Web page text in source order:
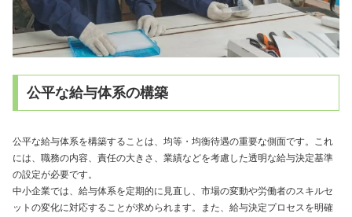
公平な給与体系の構築
公平な給与体系を構築することは、均等・均衡待遇の重要な側面です。これ
には、職務の内容、責任の大きさ、業績などを考慮した透明な給与決定基準
の設定が必要です。
中小企業では、給与体系を定期的に見直し、市場の変動や労働者のスキルセ
ットの変化に対応することが求められます。また、給与決定プロセスを明確